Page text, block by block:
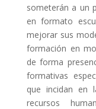
someterán a un
en formato
mejorar sus
formación en
de forma
formativas
que incidan en
recursos